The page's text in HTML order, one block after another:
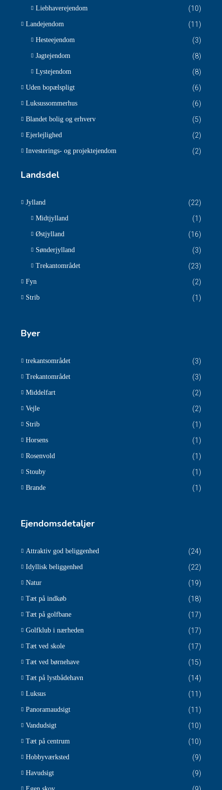
Liebhaverejendom (10)
Landejendom (11)
Hesteejendom (3)
Jagtejendom (8)
Lystejendom (8)
Uden bopælspligt (6)
Luksussommerhus (6)
Blandet bolig og erhverv (5)
Ejerlejlighed (2)
Investerings- og projektejendom (2)
Landsdel
Jylland (22)
Midtjylland (1)
Østjylland (16)
Sønderjylland (3)
Trekantområdet (23)
Fyn (2)
Strib (1)
Byer
trekantsområdet (3)
Trekantområdet (3)
Middelfart (2)
Vejle (2)
Strib (1)
Horsens (1)
Rosenvold (1)
Stouby (1)
Brande (1)
Ejendomsdetaljer
Attraktiv god beliggenhed (24)
Idyllisk beliggenhed (22)
Natur (19)
Tæt på indkøb (18)
Tæt på golfbane (17)
Golfklub i nærheden (17)
Tæt ved skole (17)
Tæt ved børnehave (15)
Tæt på lystbådehavn (14)
Luksus (11)
Panoramaudsigt (11)
Vandudsigt (10)
Tæt på centrum (10)
Hobbyværksted (9)
Havudsigt (9)